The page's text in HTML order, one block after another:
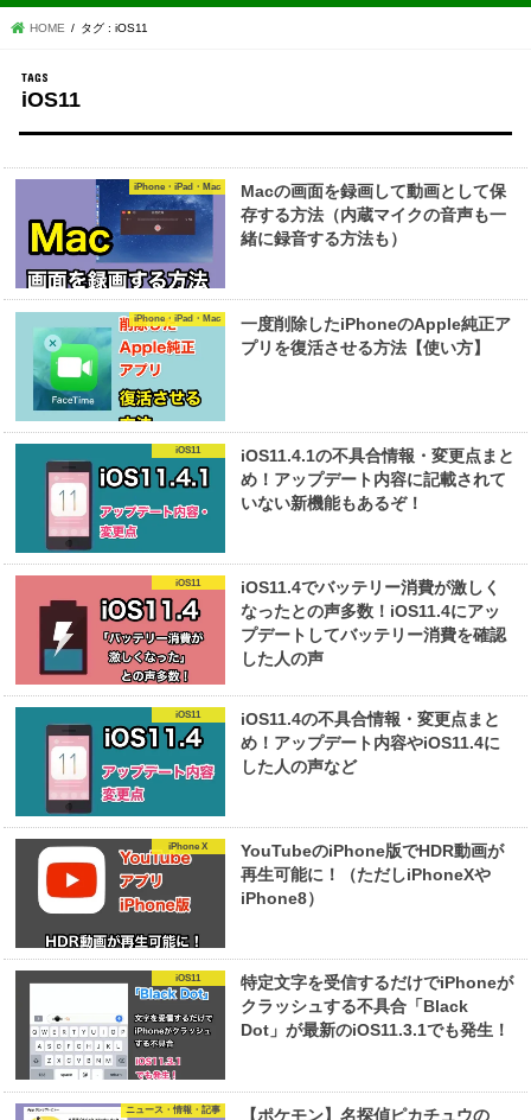
HOME タグ : iOS11
iOS11
iPhone・iPad・Mac
Macの画面を録画して動画として保
存する方法（内蔵マイクの音声も一
緒に録音する方法も）
iPhone・iPad・Mac
一度削除したiPhoneのApple純正ア
プリを復活させる方法【使い方】
iOS11
iOS11.4.1の不具合情報・変更点まと
め！アップデート内容に記載されて
いない新機能もあるぞ！
iOS11
iOS11.4でバッテリー消費が激しく
なったとの声多数！iOS11.4にアッ
プデートしてバッテリー消費を確認
した人の声
iOS11
iOS11.4の不具合情報・変更点まと
め！アップデート内容やiOS11.4に
した人の声など
iPhone X
YouTubeのiPhone版でHDR動画が
再生可能に！（ただしiPhoneXや
iPhone8）
iOS11
特定文字を受信するだけでiPhoneが
クラッシュする不具合「Black
Dot」が最新のiOS11.3.1でも発生！
ニュース・情報・記事
【ポケモン】名探偵ピカチュウの